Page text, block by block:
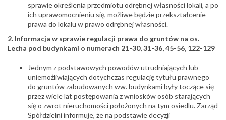
sprawie określenia przedmiotu odrębnej własności lokali, a po
ich uprawomocnieniu się, możliwe będzie przekształcenie
prawa do lokalu w prawo odrębnej własności.
2. Informacja w sprawie regulacji prawa do gruntów na os.
Lecha pod budynkami o numerach 21-30, 31-36, 45-56, 122-129
Jednym z podstawowych powodów utrudniających lub
uniemożliwiających dotychczas regulację tytułu prawnego
do gruntów zabudowanych ww. budynkami były toczące się
przez wiele lat postępowania z wniosków osób starających
się o zwrot nieruchomości położonych na tym osiedlu. Zarząd
Spółdzielni informuje, że na podstawie decyzji